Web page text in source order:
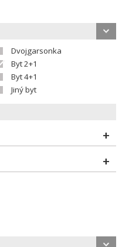
Dvojgarsonka
Byt 2+1
Byt 4+1
Jiný byt